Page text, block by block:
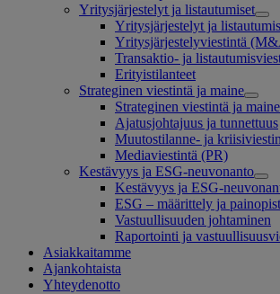
Yritysjärjestelyt ja listautumiset
Yritysjärjestelyt ja
Yritysjärjestelyviestintä
Transaktio- ja
Erityistilanteet
Strateginen viestintä ja maine
Strateginen viestintä ja maine
Ajatusjohtajuus ja tunnettuus
Muutostilanne- ja
Mediaviestintä (PR)
Kestävyys ja ESG-neuvonanto
Kestävyys ja ESG-
ESG – määrittely ja
Vastuullisuuden johtaminen
Raportointi ja
Asiakkaitamme
Ajankohtaista
Yhteydenotto